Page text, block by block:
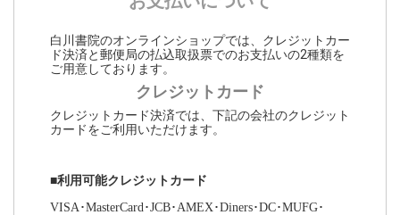
白川書院のオンラインショップでは、クレジットカー
ド決済と郵便局の払込取扱票でのお支払いの2種類を
ご用意しております。
クレジットカード
クレジットカード決済では、下記の会社のクレジット
カードをご利用いただけます。
■利用可能クレジットカード
VISA･MasterCard･JCB･AMEX･Diners･DC･MUFG･